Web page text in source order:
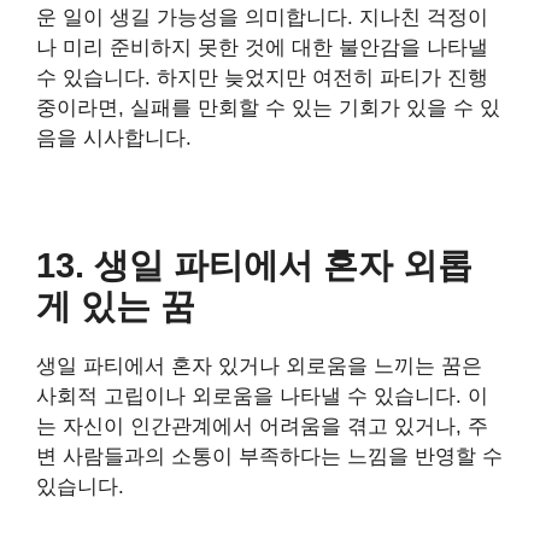
운 일이 생길 가능성을 의미합니다. 지나친 걱정이
나 미리 준비하지 못한 것에 대한 불안감을 나타낼
수 있습니다. 하지만 늦었지만 여전히 파티가 진행
중이라면, 실패를 만회할 수 있는 기회가 있을 수 있
음을 시사합니다.
13. 생일 파티에서 혼자 외롭
게 있는 꿈
생일 파티에서 혼자 있거나 외로움을 느끼는 꿈은
사회적 고립이나 외로움을 나타낼 수 있습니다. 이
는 자신이 인간관계에서 어려움을 겪고 있거나, 주
변 사람들과의 소통이 부족하다는 느낌을 반영할 수
있습니다.